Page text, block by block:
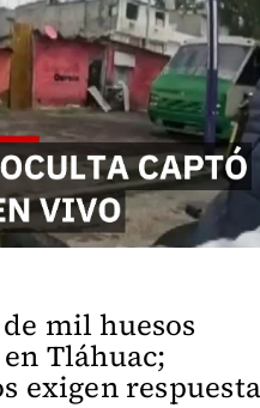
mil huesos
Tláhuac;
exigen